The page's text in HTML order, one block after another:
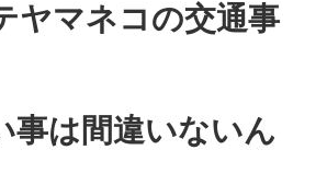
ヤマネコの交通事
事は間違いないん